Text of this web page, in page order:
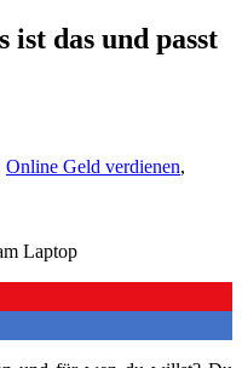
ist das und passt
Online Geld verdienen,